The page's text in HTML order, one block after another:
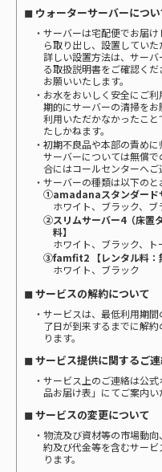
◼ ウォーターサーバーにつ
・サーバーは宅配便でお届
ら取り出し、設置していた
詳しい設置方法は、サー
る取扱説明書をご確認く
お願いいたします。
・お水をおいしく安全にご
期的にサーバーの清掃を
利用いただかなかったこ
たしかねます。
・初期不良品や本部の責め
サーバーについては無償
合にはコールセンターへご
・サーバーの種類は以下のと
①amadanaスタンダード
ホワイト、ブラック、ブ
②スリムサーバー4（床置
料】
ホワイト、ブラック、ト
③famfit2 【レンタル料：
ホワイト、ブラック
◼ サービスの解約について
・サービスは、最低利用期
了日が到来するまでに解
ります。
◼ サービス提供に関するご
・サービス上のご連絡は公
品お届け表」にてご案内い
◼ サービスの変更について
・物流及び資材等の市場動
約及び代金等を含むサー
ります。